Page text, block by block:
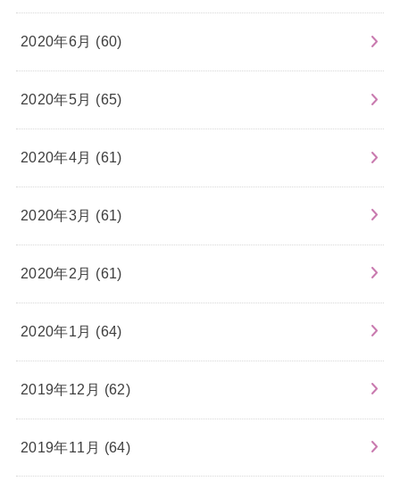
2020年6月 (60)
2020年5月 (65)
2020年4月 (61)
2020年3月 (61)
2020年2月 (61)
2020年1月 (64)
2019年12月 (62)
2019年11月 (64)